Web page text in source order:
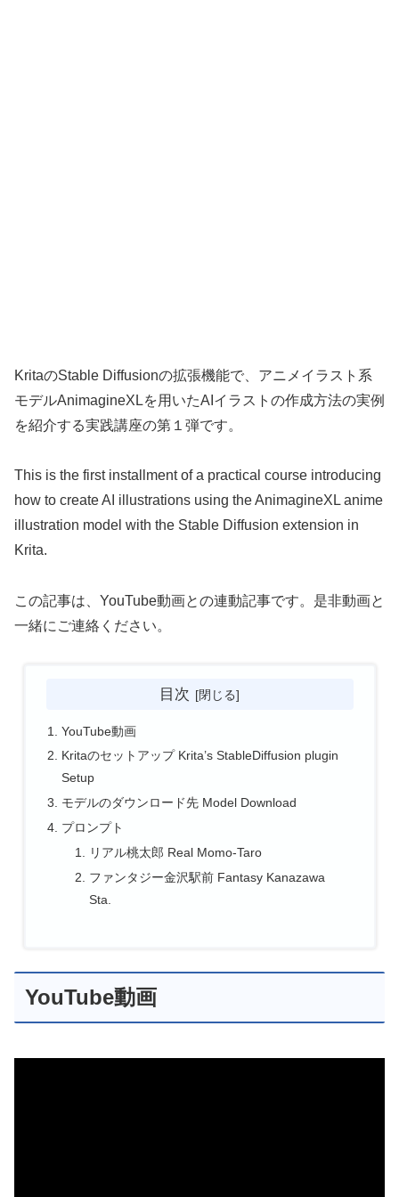
KritaのStable Diffusionの拡張機能で、アニメイラスト系
モデルAnimagineXLを用いたAIイラストの作成方法の実例
を紹介する実践講座の第１弾です。
This is the first installment of a practical course introducing
how to create AI illustrations using the AnimagineXL anime
illustration model with the Stable Diffusion extension in
Krita.
この記事は、YouTube動画との連動記事です。是非動画と
一緒にご連絡ください。
目次
YouTube動画
Kritaのセットアップ Krita’s StableDiffusion plugin
Setup
モデルのダウンロード先 Model Download
プロンプト
リアル桃太郎 Real Momo-Taro
ファンタジー金沢駅前 Fantasy Kanazawa
Sta.
YouTube動画